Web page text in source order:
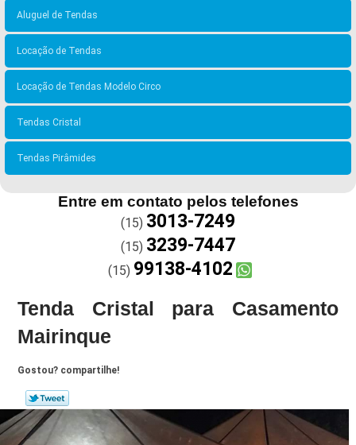
Aluguel de Tendas
Locação de Tendas
Locação de Tendas Modelo Circo
Tendas Cristal
Tendas Pirâmides
Entre em contato pelos telefones
(15) 3013-7249
(15) 3239-7447
(15) 99138-4102
Tenda Cristal para Casamento
Mairinque
Gostou? compartilhe!